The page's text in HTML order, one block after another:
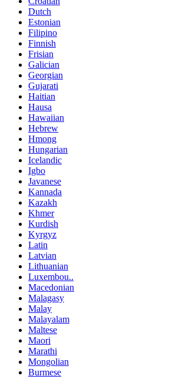
Dutch
Estonian
Filipino
Finnish
Frisian
Galician
Georgian
Gujarati
Haitian
Hausa
Hawaiian
Hebrew
Hmong
Hungarian
Icelandic
Igbo
Javanese
Kannada
Kazakh
Khmer
Kurdish
Kyrgyz
Latin
Latvian
Lithuanian
Luxembou..
Macedonian
Malagasy
Malay
Malayalam
Maltese
Maori
Marathi
Mongolian
Burmese